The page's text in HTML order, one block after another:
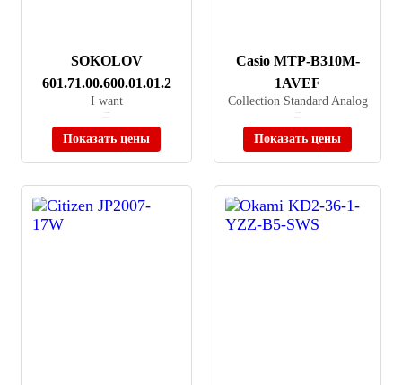
SOKOLOV
601.71.00.600.01.01.2
I want
Показать цены
Casio MTP-B310M-
1AVEF
Collection Standard Analog
Показать цены